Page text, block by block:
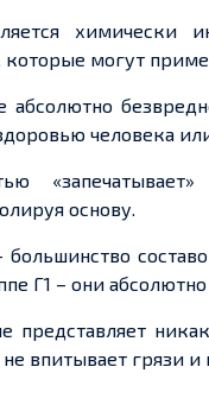
химически
которые могут
абсолютно
человека
основу.
Г1 – они
впитывает грязи и